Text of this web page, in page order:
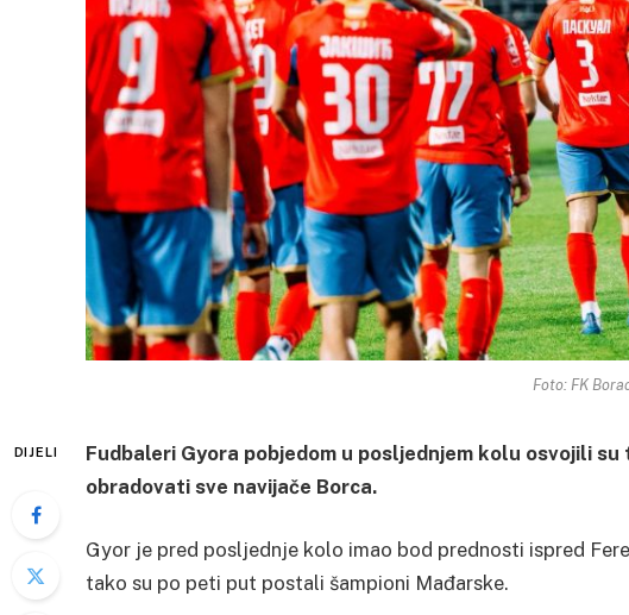
Foto: FK
DIJELI
Fudbaleri Gyora pobjedom u posljednjem kolu osvojili
obradovati sve navijače Borca.
Gyor je pred posljednje kolo imao bod prednosti ispred
tako su po peti put postali šampioni Mađarske.